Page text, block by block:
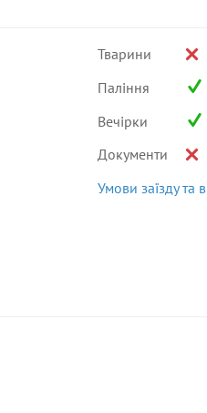
Тварини
Паління
Вечірки
Документи
Умови заїзду та